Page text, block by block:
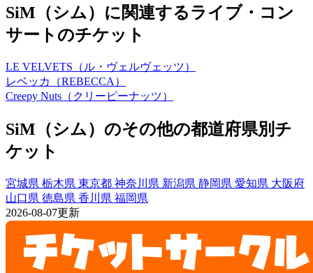
SiM（シム）に関連するライブ・コン
サートのチケット
LE VELVETS（ル・ヴェルヴェッツ）
レベッカ（REBECCA）
Creepy Nuts（クリーピーナッツ）
SiM（シム）のその他の都道府県別チ
ケット
宮城県 栃木県 東京都 神奈川県 新潟県 静岡県 愛知県 大阪府
山口県 徳島県 香川県 福岡県
2026-08-07更新